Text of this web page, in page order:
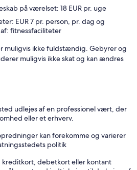
på værelset: 18 EUR pr. uge
EUR 7 pr. person, pr. dag og
fitnessfaciliteter
muligvis ikke fuldstændig. Gebyrer og
muligvis ikke skat og kan ændres
udlejes af en professionel vært, der
eller et erhverv.
kan forekomme og varierer
politik
debetkort eller kontant